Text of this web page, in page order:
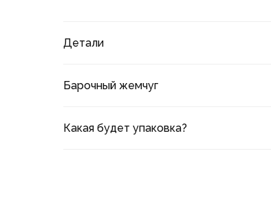
Детали
Барочный жемчуг
Какая будет упаковка?